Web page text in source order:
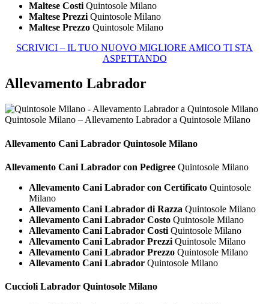
Maltese Costi Quintosole Milano
Maltese Prezzi Quintosole Milano
Maltese Prezzo Quintosole Milano
SCRIVICI – IL TUO NUOVO MIGLIORE AMICO TI STA
ASPETTANDO
Allevamento Labrador
Quintosole Milano – Allevamento Labrador a Quintosole Milano
Allevamento Cani Labrador Quintosole Milano
Allevamento Cani Labrador con Pedigree Quintosole Milano
Allevamento Cani Labrador con Certificato Quintosole
Milano
Allevamento Cani Labrador di Razza Quintosole Milano
Allevamento Cani Labrador Costo Quintosole Milano
Allevamento Cani Labrador Costi Quintosole Milano
Allevamento Cani Labrador Prezzi Quintosole Milano
Allevamento Cani Labrador Prezzo Quintosole Milano
Allevamento Cani Labrador Quintosole Milano
Cuccioli Labrador Quintosole Milano